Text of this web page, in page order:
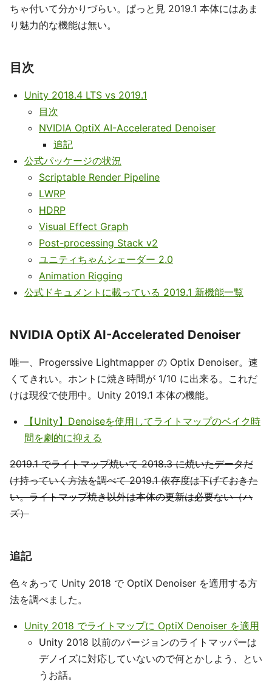
ちゃ付いて分かりづらい。ぱっと見 2019.1 本体にはあま
り魅力的な機能は無い。
目次
Unity 2018.4 LTS vs 2019.1
目次
NVIDIA OptiX AI-Accelerated Denoiser
追記
公式パッケージの状況
Scriptable Render Pipeline
LWRP
HDRP
Visual Effect Graph
Post-processing Stack v2
ユニティちゃんシェーダー 2.0
Animation Rigging
公式ドキュメントに載っている 2019.1 新機能一覧
NVIDIA OptiX AI-Accelerated Denoiser
唯一、Progerssive Lightmapper の Optix Denoiser。速
くてきれい。ホントに焼き時間が 1/10 に出来る。これだ
けは現役で使用中。Unity 2019.1 本体の機能。
【Unity】Denoiseを使用してライトマップのベイク時
間を劇的に抑える
2019.1 でライトマップ焼いて 2018.3 に焼いたデータだ
け持っていく方法を調べて 2019.1 依存度は下げておきた
い。ライトマップ焼き以外は本体の更新は必要ない（ハ
ズ）
追記
色々あって Unity 2018 で OptiX Denoiser を適用する方
法を調べました。
Unity 2018 でライトマップに OptiX Denoiser を適用
Unity 2018 以前のバージョンのライトマッパーは
デノイズに対応していないので何とかしよう、とい
うお話。